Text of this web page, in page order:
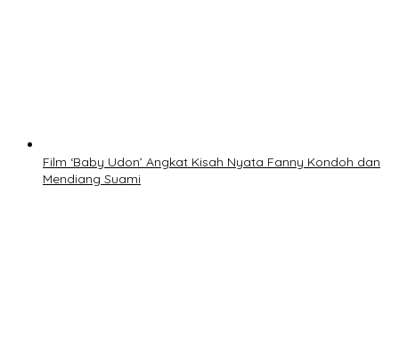
Film ‘Baby Udon’ Angkat Kisah Nyata Fanny Kondoh dan
Mendiang Suami